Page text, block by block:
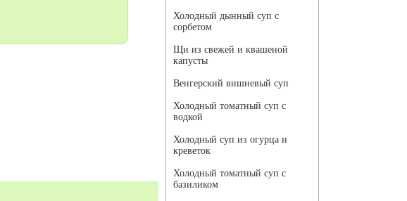
Холодный дынный суп с
сорбетом
Щи из свежей и квашеной
капусты
Венгерский вишневый суп
Холодный томатный суп с
водкой
Холодный суп из огурца и
креветок
Холодный томатный суп с
базиликом